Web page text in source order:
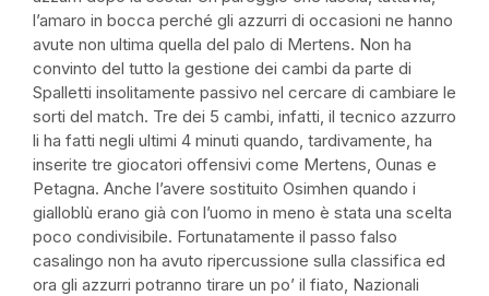
l’amaro in bocca perché gli azzurri di occasioni ne hanno
avute non ultima quella del palo di Mertens. Non ha
convinto del tutto la gestione dei cambi da parte di
Spalletti insolitamente passivo nel cercare di cambiare le
sorti del match. Tre dei 5 cambi, infatti, il tecnico azzurro
li ha fatti negli ultimi 4 minuti quando, tardivamente, ha
inserite tre giocatori offensivi come Mertens, Ounas e
Petagna. Anche l’avere sostituito Osimhen quando i
gialloblù erano già con l’uomo in meno è stata una scelta
poco condivisibile. Fortunatamente il passo falso
casalingo non ha avuto ripercussione sulla classifica ed
ora gli azzurri potranno tirare un po’ il fiato, Nazionali